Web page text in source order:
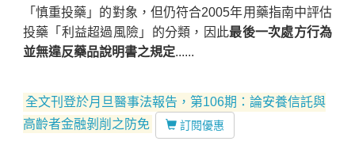
「慎重投藥」的對象，但仍符合2005年用藥指南中評估
投藥「利益超過風險」的分類，因此最後一次處方行為
並無違反藥品說明書之規定......
全文刊登於月旦醫事法報告，第106期：論安養信託與
高齡者金融剝削之防免
訂閱優惠